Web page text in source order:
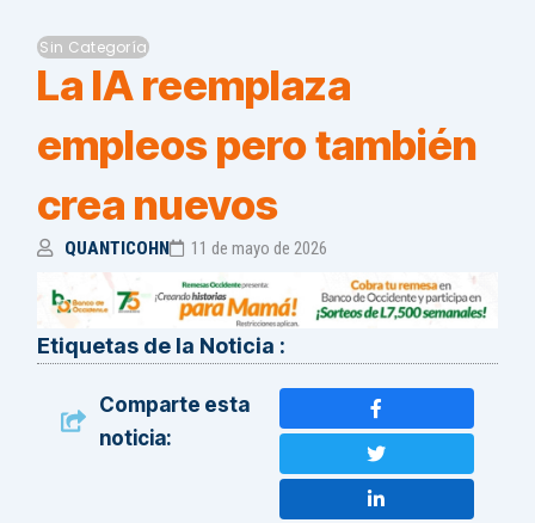
Sin Categoría
La IA reemplaza
empleos pero también
crea nuevos
QUANTICOHN 11 de mayo de 2026
Etiquetas de la Noticia :
Comparte esta
noticia: